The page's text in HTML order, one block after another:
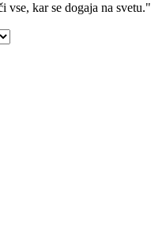
vse, kar se dogaja na svetu."